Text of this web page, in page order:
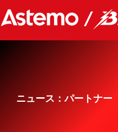
ニュース
グッズ
ニュース：パートナー